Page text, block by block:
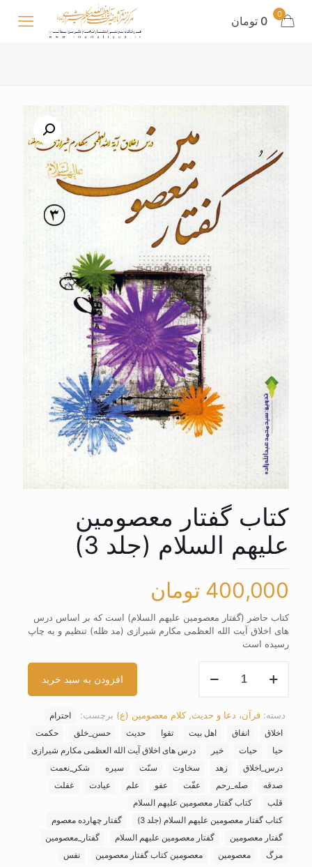
0 0 تومان
کتاب گفتار معصومین
علیهم السلام (جلد 3)
400,000 تومان
کتاب حاضر (گفتار معصومین علیهم السلام) است که بر اساس درس
های اخلاق آیت الله العظمی مکارم شیرازی (مد ظله) تنظیم و به چاپ
رسیده است
گفتار
السلام
(جلد
افزودن به سبد خرید
دسته: قرآن، دعا و حدیث ,کلام معصومین (ع) برچسب:
احترام
اخلاق
انفاق اهل بیت تقوا حدیث حسن_خلق
حکمت
حیا
حیات خیر
درس های اخلاق آیت الله العظمی مکارم شیرازی
درس_اخلاق
زهد سخاوت سنّت سیره
شکر_نعمت
صدقه
صله_رحم عفّت عفو علم عیادت
غفلت
قلب
کتاب گفتار معصومین علیهم السلام
کتاب گفتار معصومین علیهم السلام (جلد 3)
گفتار چهارده معصوم
گفتار معصومین
گفتار معصومین علیهم السلام
گفتار_معصومین
مرگ
معصومین معصومین کتاب گفتار معصومین نفس